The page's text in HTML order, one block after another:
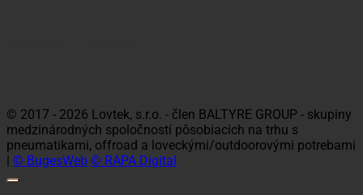
© 2017 - 2026 Lovtek, s.r.o. - člen BALTYRE GROUP - skupiny
medzinárodných spoločností pôsobiacich na trhu s
pneumatikami, offroad a loveckými/outdoorovými potrebami
| © BugesWeb © RAPA Digital